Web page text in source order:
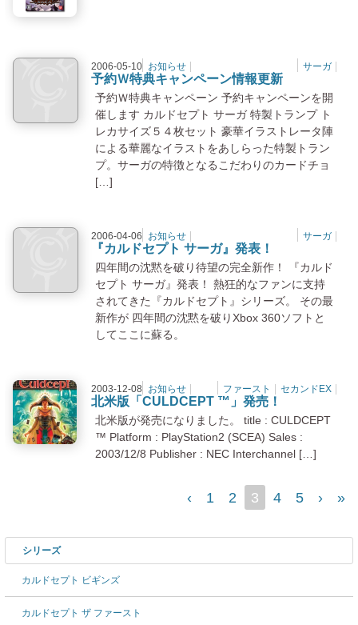
NO IMAGE サーガ
2006-05-10 お知らせ
予約Ｗ特典キャンペーン情報更新
予約Ｗ特典キャンペーン 予約キャンペーンを開
催します カルドセプト サーガ 特製トランプ ト
レカサイズ５４枚セット 豪華イラストレータ陣
による華麗なイラストをあしらった特製トラン
プ。サーガの特徴となるこだわりのカードチョ
[…]
NO IMAGE サーガ
2006-04-06 お知らせ
『カルドセプト サーガ』発表！
四年間の沈黙を破り待望の完全新作！ 『カルド
セプト サーガ』発表！ 熱狂的なファンに支持
されてきた『カルドセプト』シリーズ。 その最
新作が 四年間の沈黙を破りXbox 360ソフトと
してここに蘇る。
北米版「CULDCEPT ™」発売！
ファースト セカンドEX
2003-12-08 お知らせ
北米版「CULDCEPT ™」発売！
北米版が発売になりました。 title : CULDCEPT
™ Platform : PlayStation2 (SCEA) Sales :
2003/12/8 Publisher : NEC Interchannel […]
‹ 1 2 3 4 5 › »
シリーズ
カルドセプト ビギンズ
カルドセプト ザ ファースト